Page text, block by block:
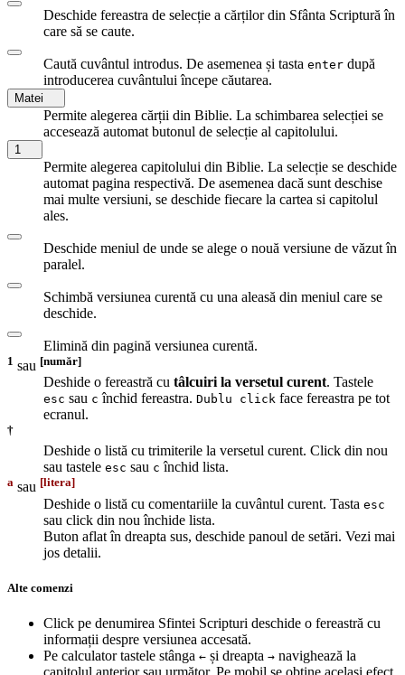
Deschide fereastra de selecție a cărților din Sfânta Scriptură în
care să se caute.
Caută cuvântul introdus. De asemenea și tasta enter după
introducerea cuvântului începe căutarea.
Matei
Permite alegerea cărții din Biblie. La schimbarea selecției se
accesează automat butonul de selecție al capitolului.
1
Permite alegerea capitolului din Biblie. La selecție se deschide
automat pagina respectivă. De asemenea dacă sunt deschise
mai multe versiuni, se deschide fiecare la cartea si capitolul
ales.
Deschide meniul de unde se alege o nouă versiune de văzut în
paralel.
Schimbă versiunea curentă cu una aleasă din meniul care se
deschide.
Elimină din pagină versiunea curentă.
1 sau [număr]
Deshide o fereastră cu tâlcuiri la versetul curent. Tastele
esc sau c închid fereastra. Dublu click face fereastra pe tot
ecranul.
†
Deshide o listă cu trimiterile la versetul curent. Click din nou
sau tastele esc sau c închid lista.
a sau [litera]
Deshide o listă cu comentariile la cuvântul curent. Tasta esc
sau click din nou închide lista.
Buton aflat în dreapta sus, deschide panoul de setări. Vezi mai
jos detalii.
Alte comenzi
Click pe denumirea Sfintei Scripturi deschide o fereastră cu
informații despre versiunea accesată.
Pe calculator tastele stânga ← și dreapta → navighează la
capitolul anterior sau următor. Pe mobil se obține același efect